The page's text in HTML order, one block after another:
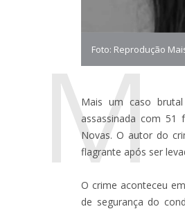
Foto: Reprodução
M
Mais um caso
assassinada com 51
Novas. O autor do
flagrante após ser
O crime aconteceu
de segurança do